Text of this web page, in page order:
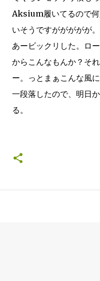
Aksium履いてるので何
いそうですががががが。
あービックリした。ロ
からこんなもんか？そ
ー。っとまぁこんな風
一段落したので、明日
る。